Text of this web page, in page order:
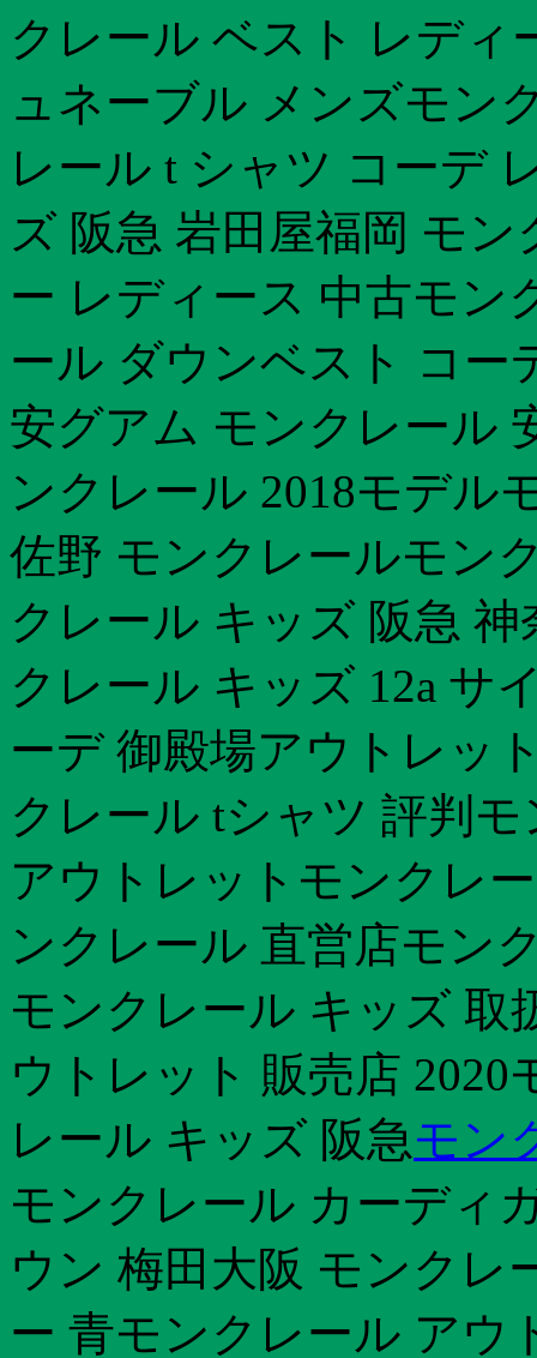
クレール ベスト レディ
ュネーブル メンズモン
レール t シャツ コーデ
ズ 阪急 岩田屋福岡 モ
ー レディース 中古モン
ール ダウンベスト コー
安グアム モンクレール
ンクレール 2018モデル
佐野 モンクレールモン
クレール キッズ 阪急
クレール キッズ 12a サ
ーデ 御殿場アウトレッ
クレール tシャツ 評判
アウトレットモンクレ
ンクレール 直営店モン
モンクレール キッズ 取
ウトレット 販売店
レール キッズ 阪急モン
モンクレール カーディ
ウン 梅田大阪 モンクレ
ー 青モンクレール アウ